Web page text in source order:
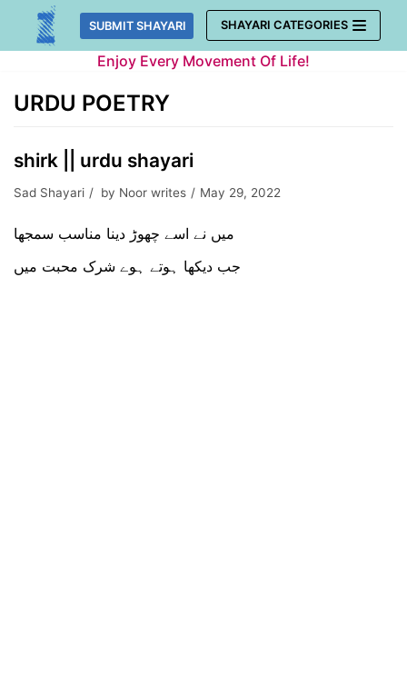
Skip
SUBMIT SHAYARI SHAYARI CATEGORIES
Enjoy Every Movement Of Life!
URDU POETRY
shirk || urdu shayari
Sad Shayari by Noor writes May 29, 2022
میں نے اسے چھوڑ دینا مناسب سمجھا
جب دیکھا ہوتے ہوے شرک محبت میں